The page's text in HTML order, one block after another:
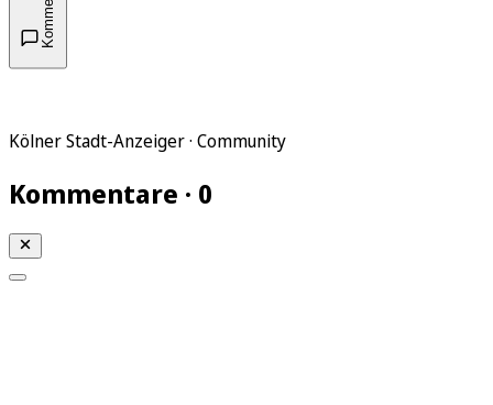
Kölner Stadt-Anzeiger · Community
Kommentare · 0